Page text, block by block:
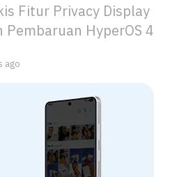
Fitur Privacy Display
Pembaruan HyperOS 4
ago